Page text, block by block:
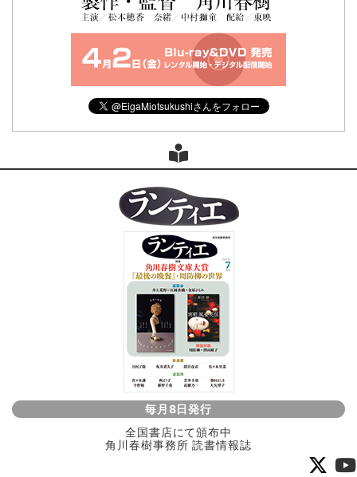
毎月8日発行
全国書店にて頒布中
角川春樹事務所 読書情報誌